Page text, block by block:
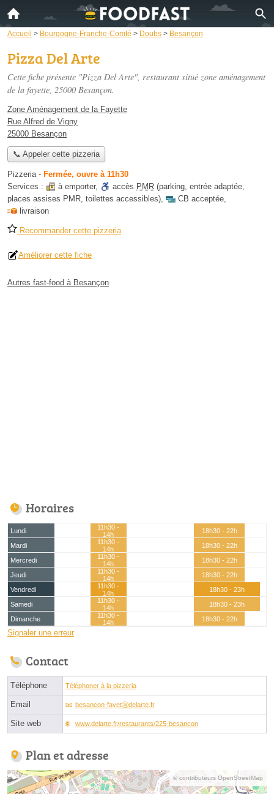
Accueil > Bourgogne-Franche-Comté > Doubs > Besançon
Pizza Del Arte
Cette fiche présente "Pizza Del Arte", restaurant situé zone aménagement
de la fayette, 25000 Besançon.
Zone Aménagement de la Fayette
Rue Alfred de Vigny
25000 Besançon
📞 Appeler cette pizzeria
Pizzeria- Fermée, ouvre à 11h30
Services :
à emporter, accès PMR (parking, entrée adaptée,
places assises PMR, toilettes accessibles), CB acceptée,
livraison
Recommander cette pizzeria
Améliorer cette fiche
Autres fast-food à Besançon
Horaires
Lundi
11h30 -
14h
18h30 - 22h
Mardi
11h30 -
14h
18h30 - 22h
Mercredi
11h30 -
14h
18h30 - 22h
Jeudi
11h30 -
14h
18h30 - 22h
Vendredi
11h30 -
14h
18h30 - 23h
Samedi
11h30 -
14h
18h30 - 23h
Dimanche
11h30 -
14h
18h30 - 22h
Signaler une erreur
Contact
Téléphone Téléphoner à la pizzeria
Email besancon-fayetⓐdelarte.fr
Site web www.delarte.fr/restaurants/225-besancon
Plan et adresse
© contributeurs OpenStreetMap